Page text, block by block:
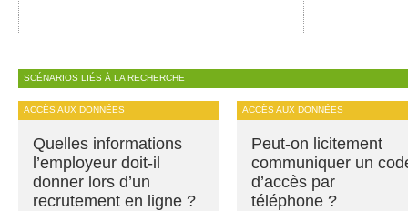
SCÉNARIOS LIÉS À LA RECHERCHE
ACCÈS AUX DONNÉES
Quelles informations
l’employeur doit-il
donner lors d’un
recrutement en ligne ?
ACCÈS AUX DONNÉES
Peut-on licitement
communiquer un
d’accès par
téléphone ?